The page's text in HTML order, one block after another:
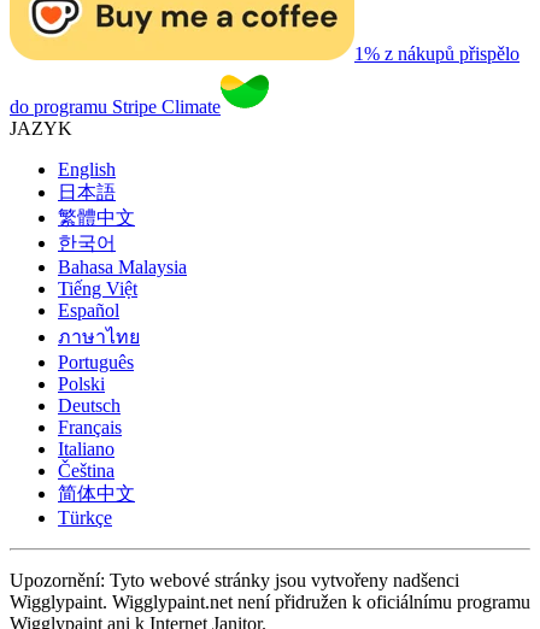
1% z nákupů přispělo
do programu Stripe Climate
JAZYK
English
日本語
繁體中文
한국어
Bahasa Malaysia
Tiếng Việt
Español
ภาษาไทย
Português
Polski
Deutsch
Français
Italiano
Čeština
简体中文
Türkçe
Upozornění: Tyto webové stránky jsou vytvořeny nadšenci
Wigglypaint. Wigglypaint.net není přidružen k oficiálnímu programu
Wigglypaint ani k Internet Janitor.